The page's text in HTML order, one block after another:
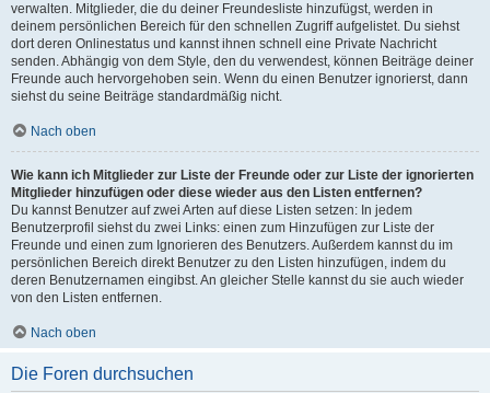
verwalten. Mitglieder, die du deiner Freundesliste hinzufügst, werden in
deinem persönlichen Bereich für den schnellen Zugriff aufgelistet. Du siehst
dort deren Onlinestatus und kannst ihnen schnell eine Private Nachricht
senden. Abhängig von dem Style, den du verwendest, können Beiträge deiner
Freunde auch hervorgehoben sein. Wenn du einen Benutzer ignorierst, dann
siehst du seine Beiträge standardmäßig nicht.
Nach oben
Wie kann ich Mitglieder zur Liste der Freunde oder zur Liste der ignorierten
Mitglieder hinzufügen oder diese wieder aus den Listen entfernen?
Du kannst Benutzer auf zwei Arten auf diese Listen setzen: In jedem
Benutzerprofil siehst du zwei Links: einen zum Hinzufügen zur Liste der
Freunde und einen zum Ignorieren des Benutzers. Außerdem kannst du im
persönlichen Bereich direkt Benutzer zu den Listen hinzufügen, indem du
deren Benutzernamen eingibst. An gleicher Stelle kannst du sie auch wieder
von den Listen entfernen.
Nach oben
Die Foren durchsuchen